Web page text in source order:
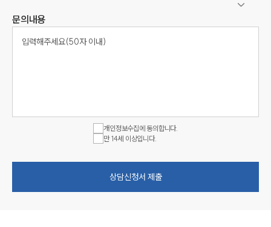
문의내용
개인정보수집에 동의합니다.
만 14세 이상입니다.
상담신청서 제출